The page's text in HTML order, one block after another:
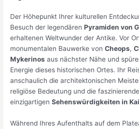
Der Höhepunkt Ihrer kulturellen
Besuch der legendärenPyramiden von
erhaltenen Weltwunder der Antike. Vor
monumentalen Bauwerke vonCheops,
Mykerinos aus nächster Nähe und
Energie dieses historischen Ortes. Ihr
anschaulich die architektonischen
religiöse Bedeutung und die
einzigartigenSehenswürdigkeiten in
Während Ihres Aufenthalts auf dem